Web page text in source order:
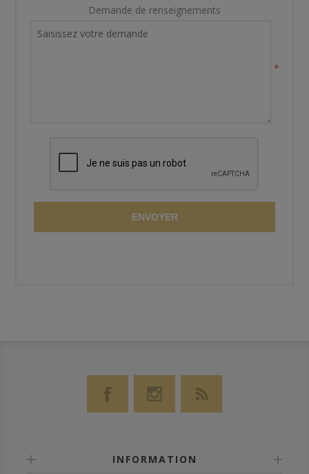
Demande de renseignements
*
ENVOYER
INFORMATION